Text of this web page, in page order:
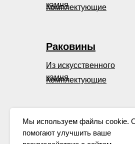
Мы используем файлы cookie.
помогают улучшить ваше
Раковины
Из искусственного
камня
Комплектующие
камня
Комплектующие